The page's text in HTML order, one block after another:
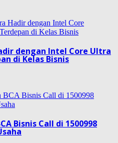
dengan Intel Core Ultra
di Kelas Bisnis
Bisnis Call di 1500998